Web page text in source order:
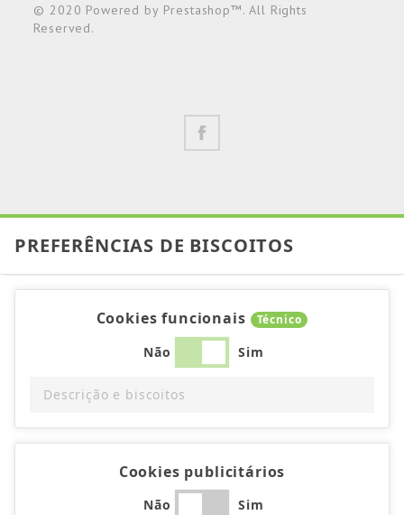
© 2020 Powered by Prestashop™. All Rights
Reserved.
PREFERÊNCIAS DE BISCOITOS
Cookies funcionais Técnico
Não Sim
Descrição e biscoitos
Cookies publicitários
Não Sim